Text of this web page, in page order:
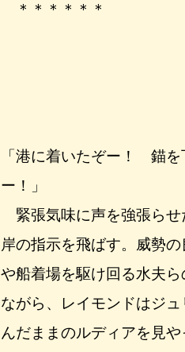
＊＊＊＊＊＊
「港に着いたぞー！ 錨を
ー！」
緊張気味に声を強張らせ
岸の指示を飛ばす。威勢
や船着場を駆け回る水夫
ながら、レイモンドはジ
んだままのルディアを見